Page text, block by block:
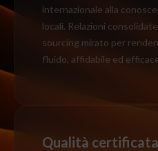
internazionale alla
locali. Relazioni
sourcing mirato per
fluido, affidabile ed
Qualità